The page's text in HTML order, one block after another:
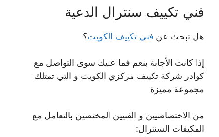
فني تكييف سنترال الدعية
هل تبحث عن فني تكييف الكويت؟
إذا كانت الأجابة بنعم فما عليك سوى التواصل مع
كوادر شركة تكييف مركزي الكويت و التي تمتلك
مجموعة مميزة
من الاختصاصيين و الفنيين المختصين بالتعامل مع
المكيفات السنترال: